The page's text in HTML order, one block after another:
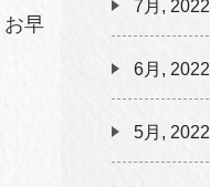
早
7月, 2022
6月, 2022
5月, 2022